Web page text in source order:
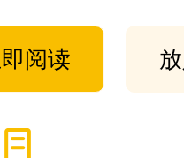
阅读